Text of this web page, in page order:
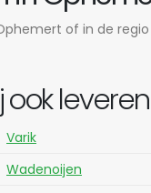
of in de
leveren
Varik
Wadenoijen